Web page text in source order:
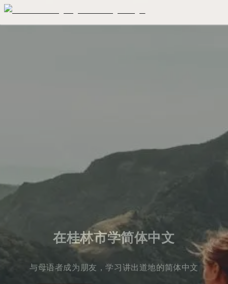
在桂林市学简体中文
与母语者成为朋友，学习讲出道地的简体中文